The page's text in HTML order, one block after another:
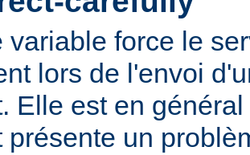
variable force le
lors de l'envoi
Elle est en
présente un